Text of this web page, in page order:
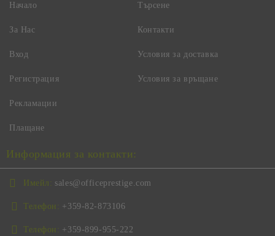
Начало
За Нас
Вход
Регистрация
Търсене
Контакти
Условия за доставка
Условия за връщане
Рекламации
Плащане
Информация за контакти:
Имейл: sales@officeprestige.com
Телефон: +359-82-873106
Телефон: +359-899-955-222